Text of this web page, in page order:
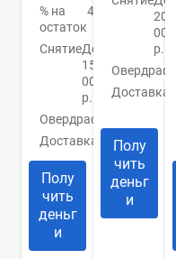
% на
остаток
4%
СнятиеДо
150
000
р.
Овердрафт
Доставка
Курьером
Полу
чить
деньг
и
20
000
р.
Овердрафт
Доставка
Полу
чить
деньг
и